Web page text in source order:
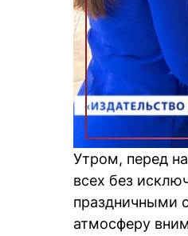
Утром, перед
всех без
праздничными
атмосферу